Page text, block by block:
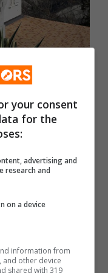
marito di Emanuela
dei reati
di Ascoli
e le violenze
your consent
for the
advertising and
research and
on a device
information from
and other device
shared with 319